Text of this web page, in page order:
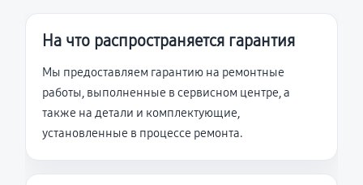
На что распространяется гарантия
Мы предоставляем гарантию на ремонтные
работы, выполненные в сервисном центре, а
также на детали и комплектующие,
установленные в процессе ремонта.